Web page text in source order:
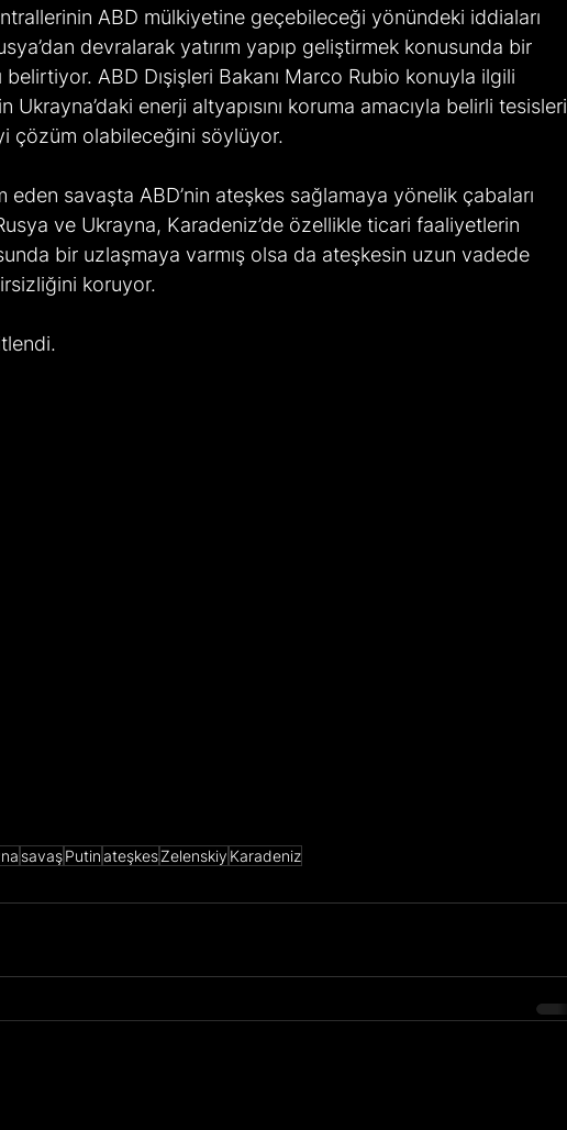
ABD mülkiyetine geçebileceği yönündeki iddiaları
devralarak yatırım yapıp geliştirmek konusunda bir
belirtiyor. ABD Dışişleri Bakanı Marco Rubio konuyla ilgili
Ukrayna’daki enerji altyapısını koruma amacıyla belirli tesisleri
çözüm olabileceğini söylüyor.
eden savaşta ABD’nin ateşkes sağlamaya yönelik çabaları
ve Ukrayna, Karadeniz’de özellikle ticari faaliyetlerin
bir uzlaşmaya varmış olsa da ateşkesin uzun vadede
koruyor.
savaşPutinateşkesZelenskiy Karadeniz